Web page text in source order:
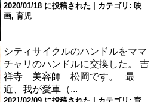
2020/01/18 に投稿された | カテゴリ: 映
画, 育児
シティサイクルのハンドルをママ
チャリのハンドルに交換した。
吉
祥寺 美容師 松岡です。 最
近、我が愛車（...